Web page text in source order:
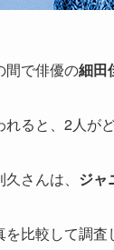
間で俳優の細田
れると、2人が
さんは、 ジャ
比較して調査